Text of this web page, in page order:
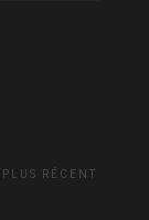
PLUS RÉCENT